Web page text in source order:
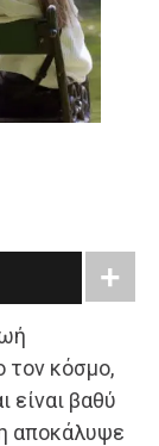
τον κόσμο,
είναι βαθύ
αποκάλυψε